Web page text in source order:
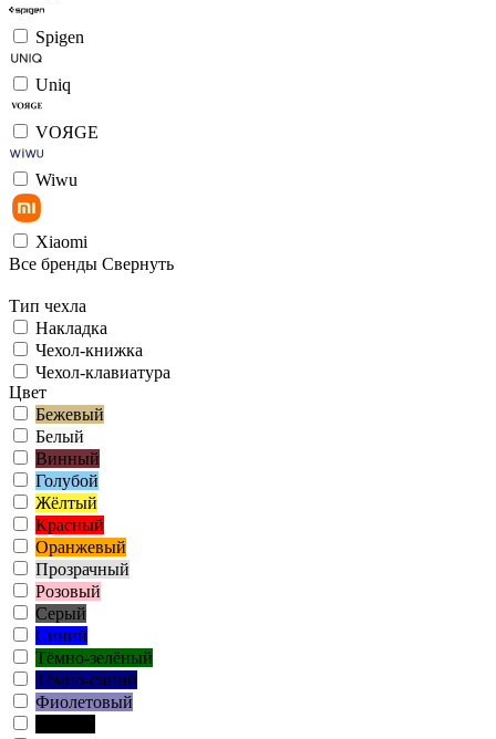
Spigen
Uniq
VOЯGE
Wiwu
Xiaomi
Все бренды Свернуть
Тип чехла
Накладка
Чехол-книжка
Чехол-клавиатура
Цвет
Бежевый
Белый
Винный
Голубой
Жёлтый
Красный
Оранжевый
Прозрачный
Розовый
Серый
Синий
Тёмно-зелёный
Тёмно-синий
Фиолетовый